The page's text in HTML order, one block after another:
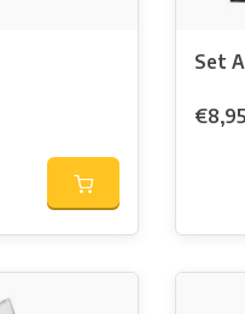
Set
€8,95